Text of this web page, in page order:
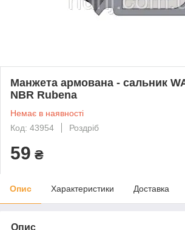
Манжета армована - сальник
NBR Rubena
Немає в наявності
Код: 43954
Роздріб
59 ₴
Опис Характеристики Доставка
Опис